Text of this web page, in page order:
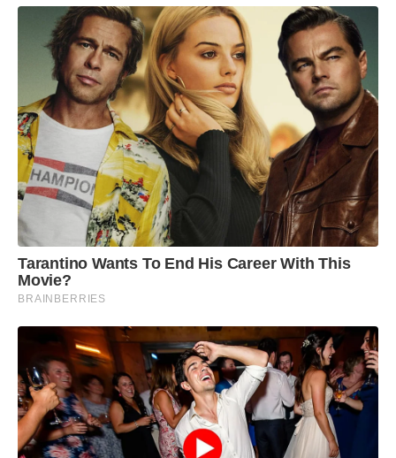
Tarantino Wants To End His Career With This
Movie?
BRAINBERRIES